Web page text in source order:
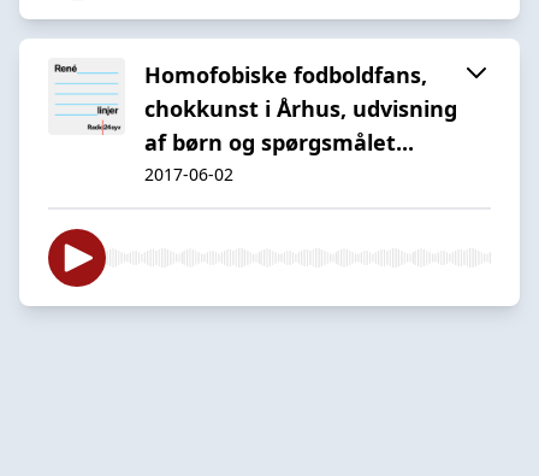
Homofobiske fodboldfans,
chokkunst i Århus, udvisning
af børn og spørgsmålet...
2017-06-02